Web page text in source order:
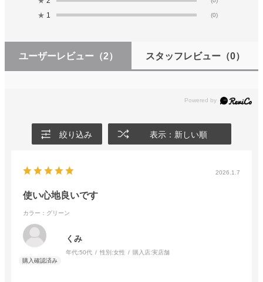
★ 1 (0)
ユーザーレビュー （2） スタッフレビュー（0）
絞り込み 表示：新しい順
2026.1.7
使い心地良いです
カラー：グリーン
くみ
年代:50代 性別:女性 購入店:実店舗